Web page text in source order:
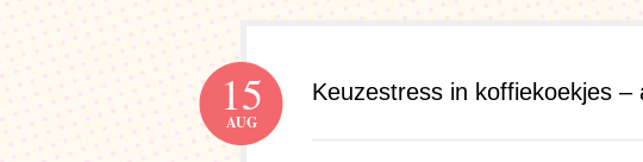
Keuzestress in koffiekoekjes –
15
AUG